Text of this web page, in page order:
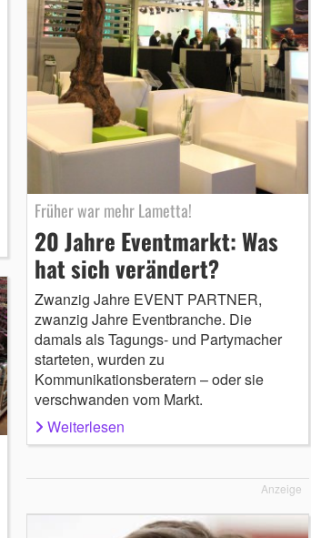
Früher war mehr Lametta!
20 Jahre Eventmarkt: Was
hat sich verändert?
Zwanzig Jahre EVENT PARTNER,
zwanzig Jahre Eventbranche. Die
damals als Tagungs- und Partymacher
starteten, wurden zu
Kommunikationsberatern – oder sie
verschwanden vom Markt.
Weiterlesen
Anzeige